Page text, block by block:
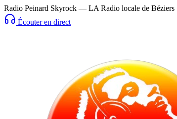
Radio Peinard Skyrock — LA Radio locale de Béziers
Écouter en direct